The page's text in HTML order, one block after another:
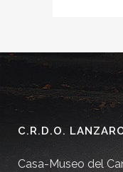
C.R.D.O.
Casa-Museo del